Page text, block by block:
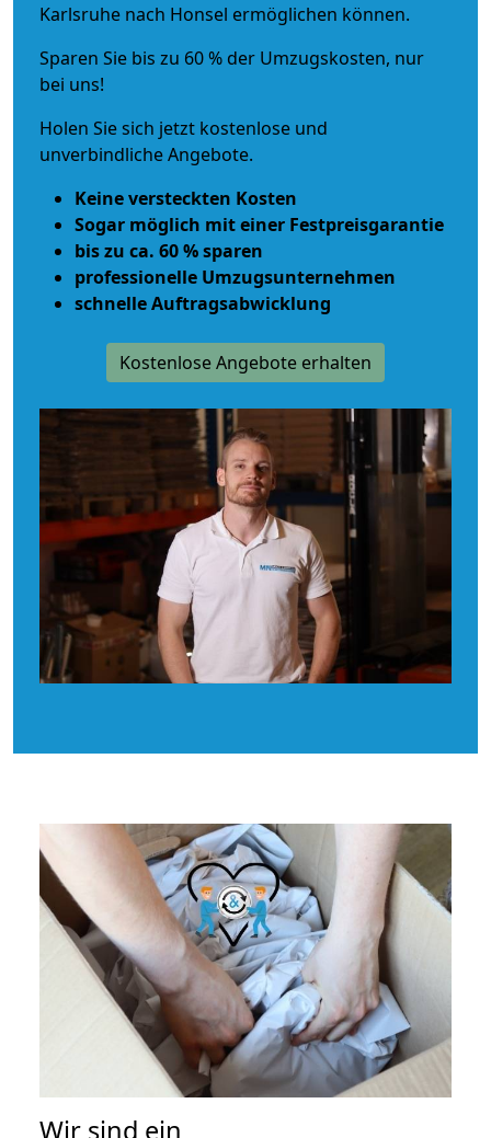
Karlsruhe nach Honsel ermöglichen können.
Sparen Sie bis zu 60 % der Umzugskosten, nur
bei uns!
Holen Sie sich jetzt kostenlose und
unverbindliche Angebote.
Keine versteckten Kosten
Sogar möglich mit einer Festpreisgarantie
bis zu ca. 60 % sparen
professionelle Umzugsunternehmen
schnelle Auftragsabwicklung
Kostenlose Angebote erhalten
Wir sind ein